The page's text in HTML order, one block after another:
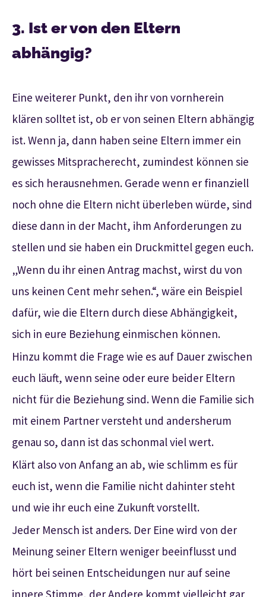
3. Ist er von den Eltern
abhängig?
Eine weiterer Punkt, den ihr von vornherein
klären solltet ist, ob er von seinen Eltern abhängig
ist. Wenn ja, dann haben seine Eltern immer ein
gewisses Mitspracherecht, zumindest können sie
es sich herausnehmen. Gerade wenn er finanziell
noch ohne die Eltern nicht überleben würde, sind
diese dann in der Macht, ihm Anforderungen zu
stellen und sie haben ein Druckmittel gegen euch.
„Wenn du ihr einen Antrag machst, wirst du von
uns keinen Cent mehr sehen.“, wäre ein Beispiel
dafür, wie die Eltern durch diese Abhängigkeit,
sich in eure Beziehung einmischen können.
Hinzu kommt die Frage wie es auf Dauer zwischen
euch läuft, wenn seine oder eure beider Eltern
nicht für die Beziehung sind. Wenn die Familie sich
mit einem Partner versteht und andersherum
genau so, dann ist das schonmal viel wert.
Klärt also von Anfang an ab, wie schlimm es für
euch ist, wenn die Familie nicht dahinter steht
und wie ihr euch eine Zukunft vorstellt.
Jeder Mensch ist anders. Der Eine wird von der
Meinung seiner Eltern weniger beeinflusst und
hört bei seinen Entscheidungen nur auf seine